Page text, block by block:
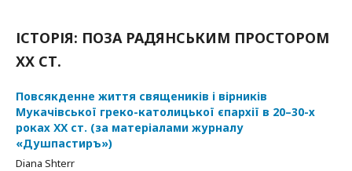
ІСТОРІЯ: ПОЗА РАДЯНСЬКИМ ПРОСТОРОМ
ХХ СТ.
Повсякденне життя священиків і вірників
Мукачівської греко-католицької єпархії в 20–30-х
роках ХХ ст. (за матеріалами журналу
«Душпастиръ»)
Diana Shterr